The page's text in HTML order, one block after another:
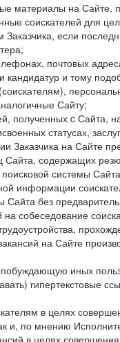
материалы на Сайте,
соискателей для
если
почтовых
кандидатур и тому
Сайту;
полученных c Сайта,
статусах,
Заказчика на Сайте
Сайта, содержащих
системы
информации
без
собеседование
на Сайте
иных
гипертекстовые
в целях
и, по мнению
в целях